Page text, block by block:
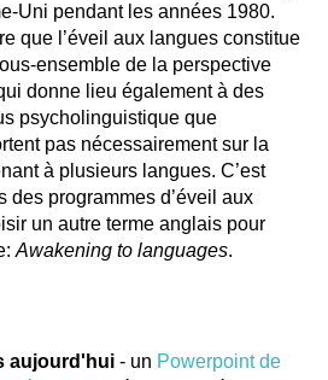
Uni pendant les années 1980.
que l’éveil aux langues constitue
ensemble de la perspective
donne lieu également à des
psycholinguistique que
pas nécessairement sur la
à plusieurs langues. C’est
des programmes d’éveil aux
un autre terme anglais pour
Awakening to languages.
aujourd'hui - un Powerpoint de